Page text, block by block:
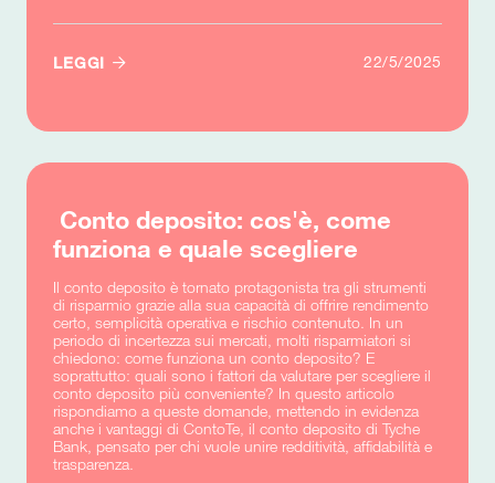
LEGGI  22/5/2025
Conto deposito: cos'è, come
funziona e quale scegliere
Il conto deposito è tornato protagonista tra gli strumenti
di risparmio grazie alla sua capacità di offrire rendimento
certo, semplicità operativa e rischio contenuto. In un
periodo di incertezza sui mercati, molti risparmiatori si
chiedono: come funziona un conto deposito? E
soprattutto: quali sono i fattori da valutare per scegliere il
conto deposito più conveniente? In questo articolo
rispondiamo a queste domande, mettendo in evidenza
anche i vantaggi di ContoTe, il conto deposito di Tyche
Bank, pensato per chi vuole unire redditività, affidabilità e
trasparenza.